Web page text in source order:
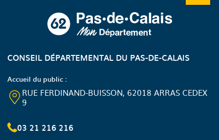
CONSEIL DÉPARTEMENTAL DU PAS-DE-CALAIS
Accueil du public :
RUE FERDINAND-BUISSON, 62018 ARRAS CEDEX
9
03 21 216 216